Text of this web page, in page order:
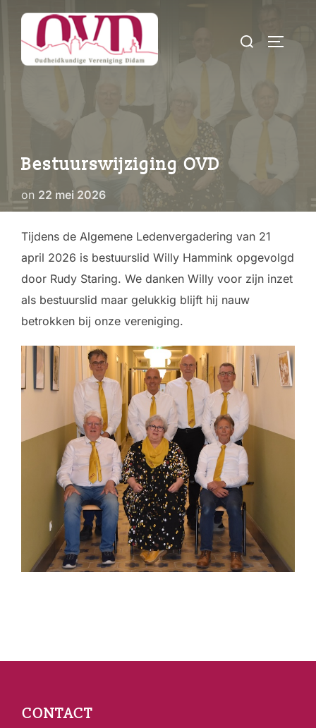
inhoud
Zoek
Bestuurswijziging OVD
on Geplaatst
op
22 mei 2026
Tijdens de Algemene Ledenvergadering van 21
april 2026 is bestuurslid Willy Hammink opgevolgd
door Rudy Staring. We danken Willy voor zijn inzet
als bestuurslid maar gelukkig blijft hij nauw
betrokken bij onze vereniging.
navigatie
CONTACT